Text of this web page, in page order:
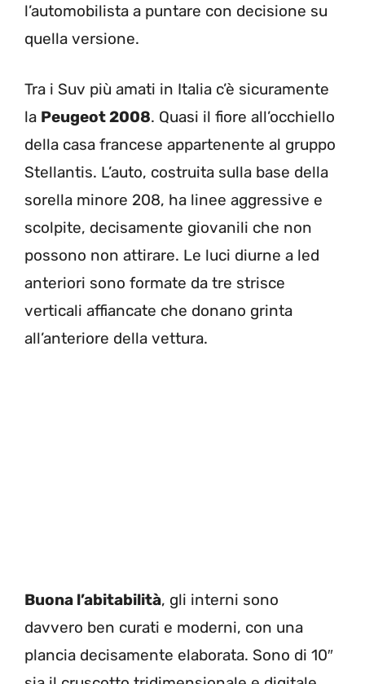
l’automobilista a puntare con decisione su
quella versione.
Tra i Suv più amati in Italia c’è sicuramente
la Peugeot 2008. Quasi il fiore all’occhiello
della casa francese appartenente al gruppo
Stellantis. L’auto, costruita sulla base della
sorella minore 208, ha linee aggressive e
scolpite, decisamente giovanili che non
possono non attirare. Le luci diurne a led
anteriori sono formate da tre strisce
verticali affiancate che donano grinta
all’anteriore della vettura.
Buona l’abitabilità, gli interni sono
davvero ben curati e moderni, con una
plancia decisamente elaborata. Sono di 10″